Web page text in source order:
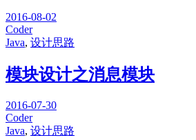
2016-08-02
Coder
Java, 设计思路
模块设计之消息模块
2016-07-30
Coder
Java, 设计思路